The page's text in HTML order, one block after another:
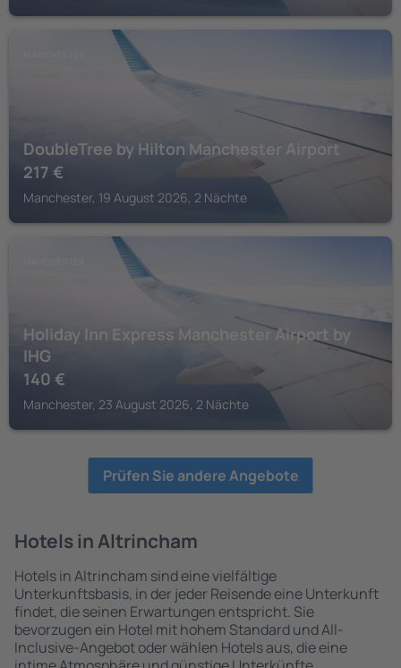
DoubleTree by Hilton Manchester Airport
217 €
Manchester, 19 August 2026, 2 Nächte
Holiday Inn Express Manchester Airport by
IHG
140 €
Manchester, 23 August 2026, 2 Nächte
Prüfen Sie andere Angebote
Hotels in Altrincham
Hotels in Altrincham sind eine vielfältige
Unterkunftsbasis, in der jeder Reisende eine Unterkunft
findet, die seinen Erwartungen entspricht. Sie
bevorzugen ein Hotel mit hohem Standard und All-
Inclusive-Angebot oder wählen Hotels aus, die eine